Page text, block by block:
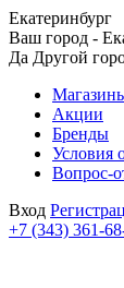
Екатеринбург
Ваш город -
Да Другой
Акции
Бренды
Условия
Вопрос-
Вход
+7 (343) 361-